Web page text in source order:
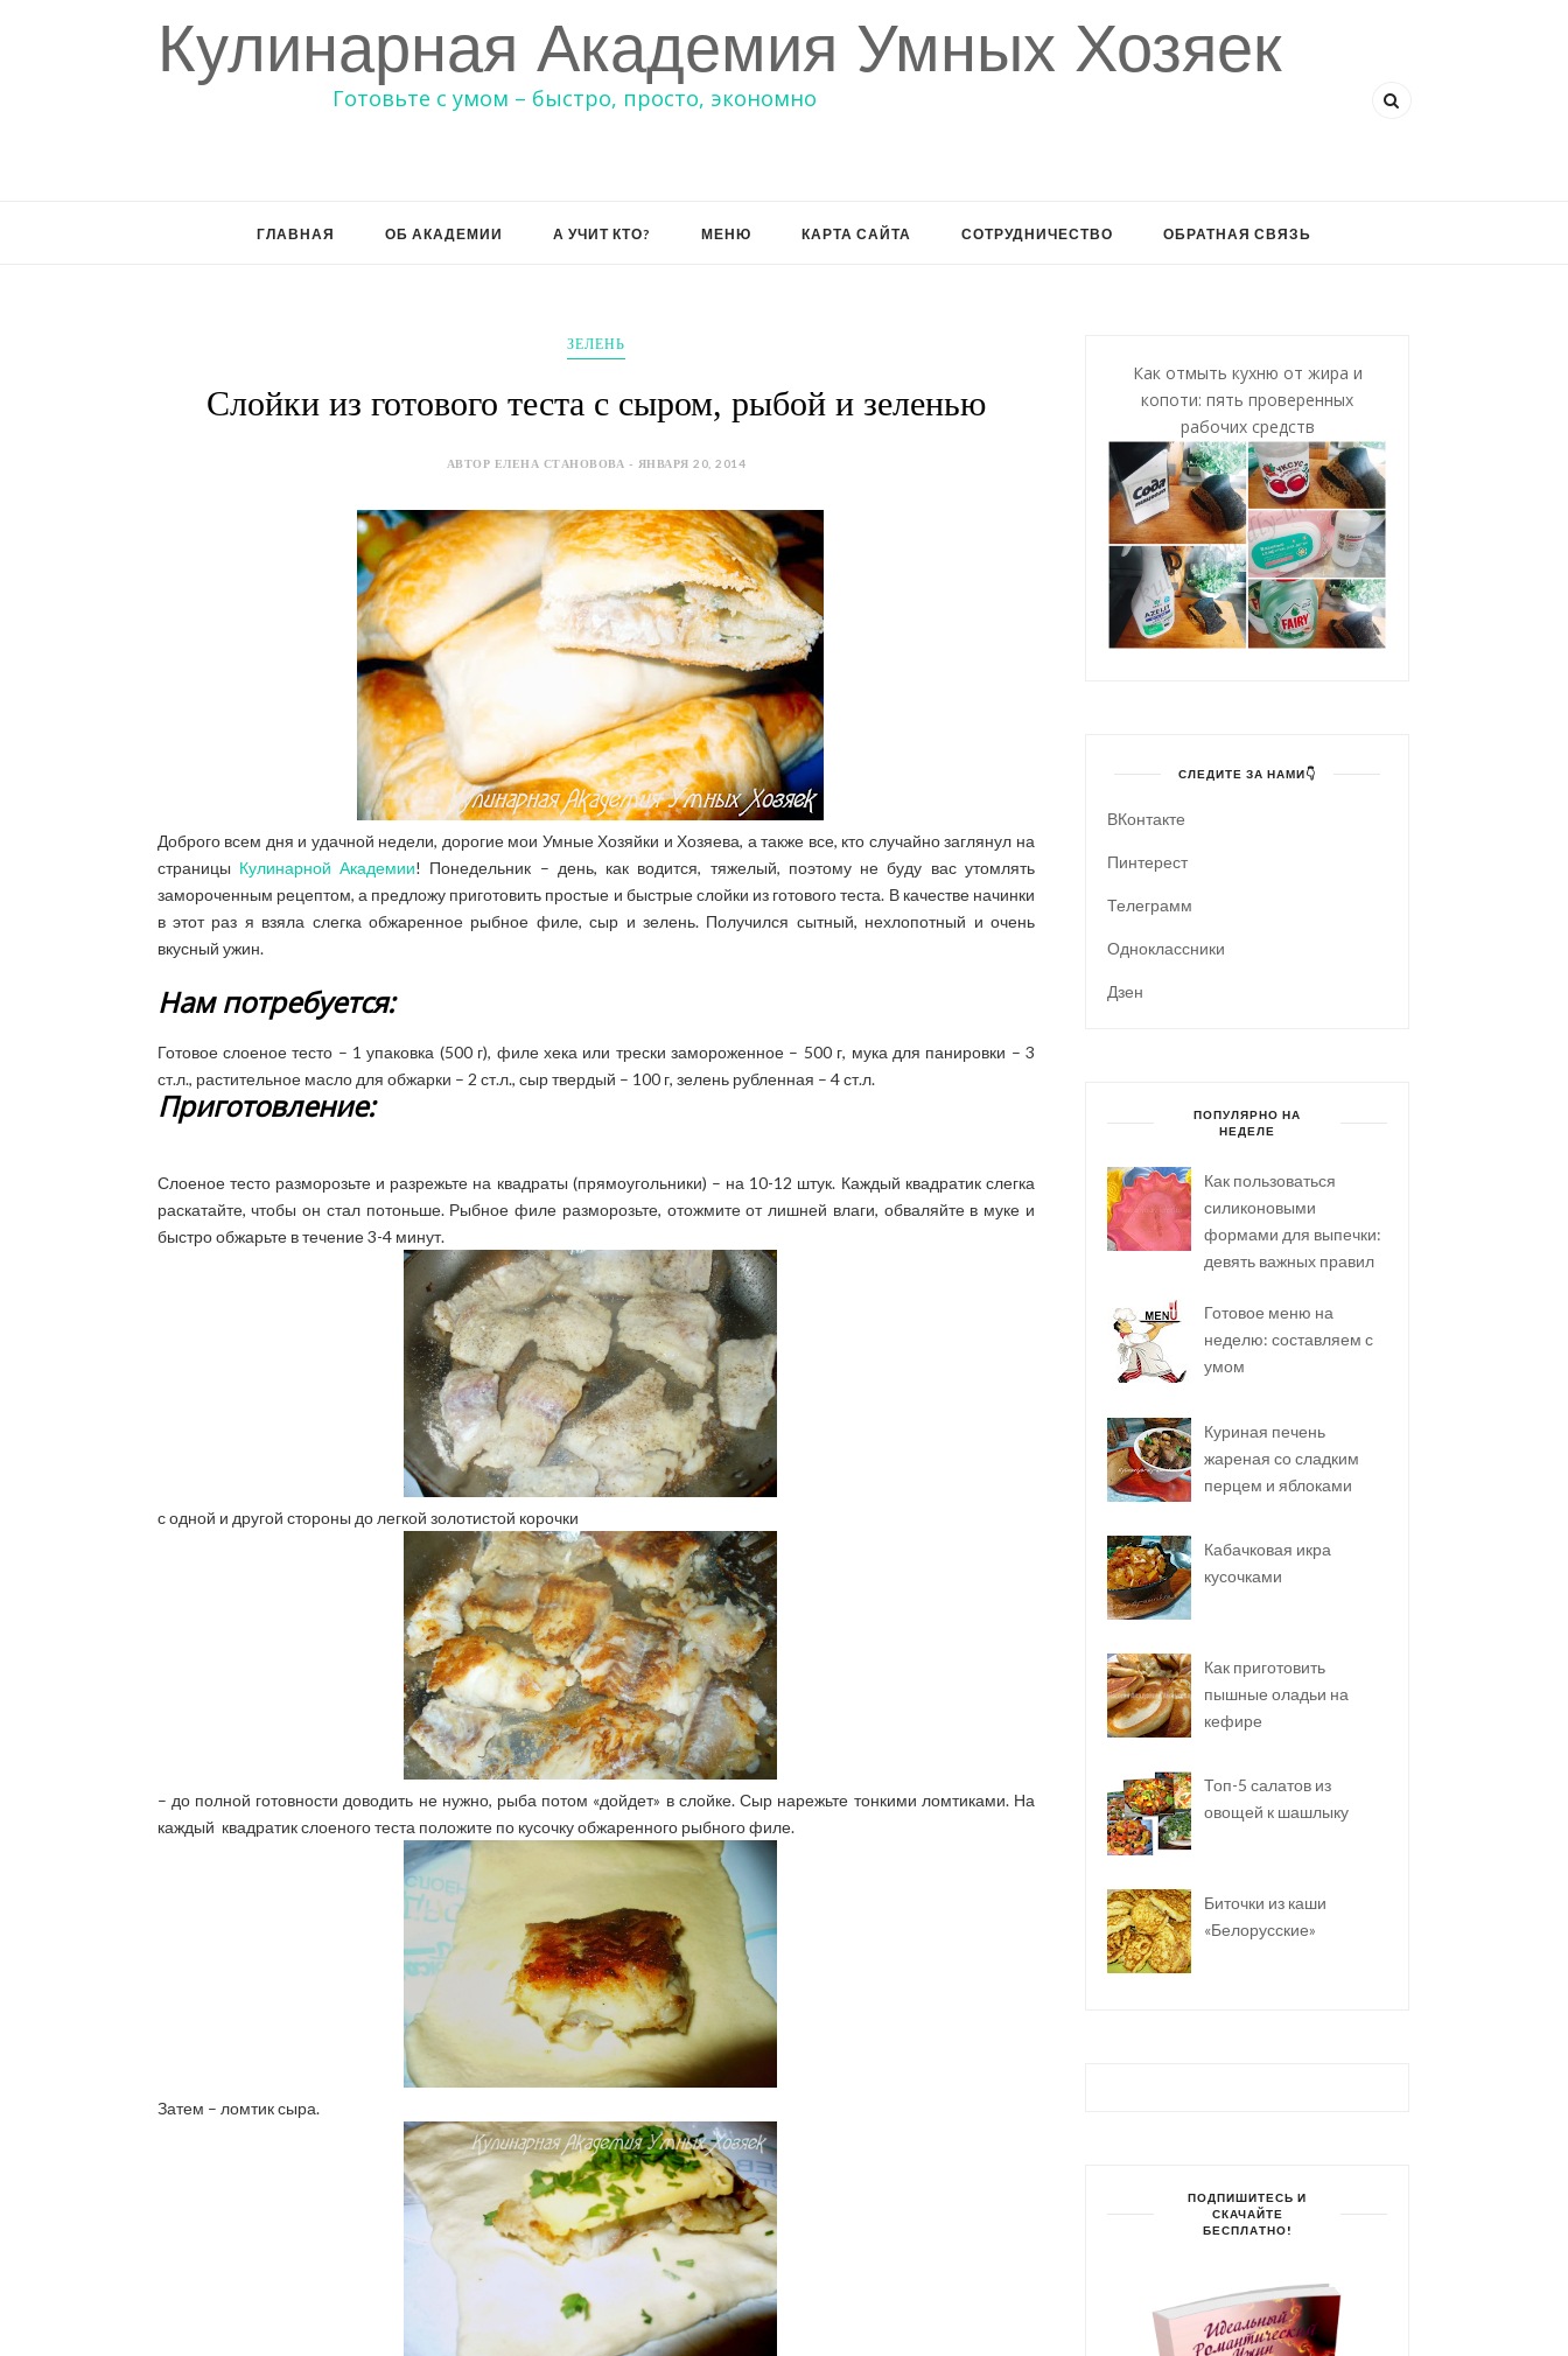
Кулинарная Академия Умных Хозяек
Готовьте с умом – быстро, просто, экономно
ГЛАВНАЯ ОБ АКАДЕМИИ А УЧИТ КТО? МЕНЮ КАРТА САЙТА СОТРУДНИЧЕСТВО ОБРАТНАЯ СВЯЗЬ
ЗЕЛЕНЬ
Слойки из готового теста с сыром, рыбой и зеленью
АВТОР ЕЛЕНА СТАНОВОВА - ЯНВАРЯ 20, 2014
Доброго всем дня и удачной недели, дорогие мои Умные Хозяйки и Хозяева, а также все, кто случайно заглянул на
страницы Кулинарной Академии! Понедельник – день, как водится, тяжелый, поэтому не буду вас утомлять
замороченным рецептом, а предложу приготовить простые и быстрые слойки из готового теста. В качестве начинки
в этот раз я взяла слегка обжаренное рыбное филе, сыр и зелень. Получился сытный, нехлопотный и очень
вкусный ужин.
Нам потребуется:
Готовое слоеное тесто – 1 упаковка (500 г), филе хека или трески замороженное – 500 г, мука для панировки – 3
ст.л., растительное масло для обжарки – 2 ст.л., сыр твердый – 100 г, зелень рубленная – 4 ст.л.
Приготовление:
Слоеное тесто разморозьте и разрежьте на квадраты (прямоугольники) – на 10-12 штук. Каждый квадратик слегка
раскатайте, чтобы он стал потоньше. Рыбное филе разморозьте, отожмите от лишней влаги, обваляйте в муке и
быстро обжарьте в течение 3-4 минут.
с одной и другой стороны до легкой золотистой корочки
– до полной готовности доводить не нужно, рыба потом «дойдет» в слойке. Сыр нарежьте тонкими ломтиками. На
каждый квадратик слоеного теста положите по кусочку обжаренного рыбного филе.
Затем – ломтик сыра.
Как отмыть кухню от жира и
копоти: пять проверенных
рабочих средств
СЛЕДИТЕ ЗА НАМИ👇
ВКонтакте
Пинтерест
Телеграмм
Одноклассники
Дзен
ПОПУЛЯРНО НА
НЕДЕЛЕ
Как пользоваться
силиконовыми
формами для выпечки:
девять важных правил
Готовое меню на
неделю: составляем с
умом
Куриная печень
жареная со сладким
перцем и яблоками
Кабачковая икра
кусочками
Как приготовить
пышные оладьи на
кефире
Топ-5 салатов из
овощей к шашлыку
Биточки из каши
«Белорусские»
ПОДПИШИТЕСЬ И
СКАЧАЙТЕ
БЕСПЛАТНО!